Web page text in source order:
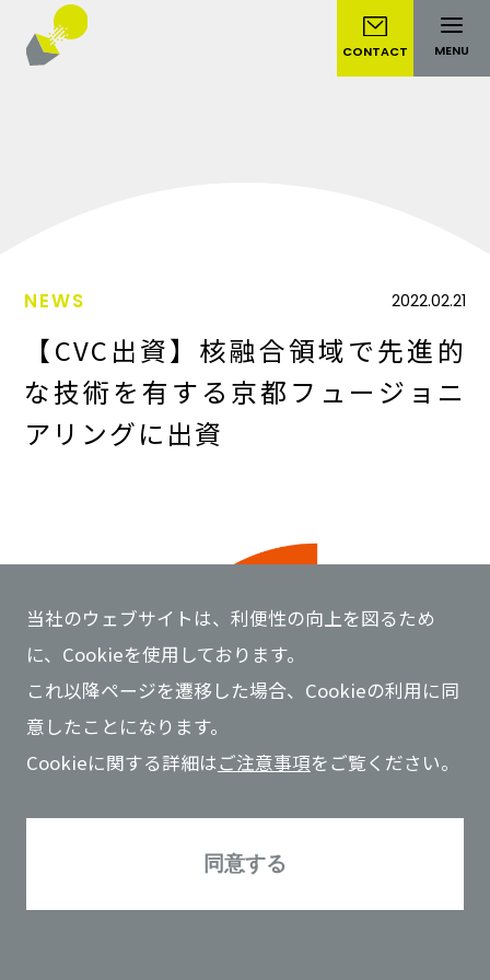
当社のウェブサイトは、利便性の向上を図るため
に、Cookieを使用しております。
これ以降ページを遷移した場合、Cookieの利用に同
意したことになります。
Cookieに関する詳細はご注意事項をご覧ください。
同意する
CONTACT MENU
NEWS 2022.02.21
【CVC出資】核融合領域で先進的
な技術を有する京都フュージョニ
アリングに出資